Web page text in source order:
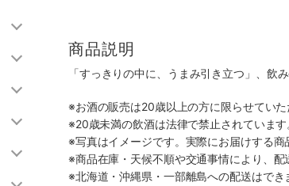
商品説明
「すっきりの中に、うまみ引き立つ」、飲
※お酒の販売は20歳以上の方に限らせていた
※20歳未満の飲酒は法律で禁止されています
※写真はイメージです。実際にお届けする商
※商品在庫・天候不順や交通事情により、配
※北海道・沖縄県・一部離島への配送はでき